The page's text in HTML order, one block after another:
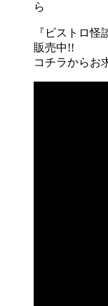
ら
『ビストロ
販売中!!
コチラからお